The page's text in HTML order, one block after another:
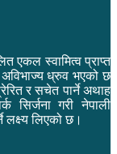
एकल स्वामित्व प्राप्त
अविभाज्य ध्रुव भएको छ
र सचेत पार्ने अथाह
सिर्जना गरी नेपाली
लक्ष्य लिएको छ।